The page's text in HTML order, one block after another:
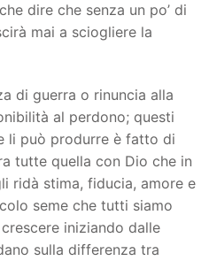
dire che senza un po’ di
mai a sciogliere la
di guerra o rinuncia alla
al perdono; questi
li può produrre è fatto di
tutte quella con Dio che in
ridà stima, fiducia, amore e
seme che tutti siamo
iniziando dalle
sulla differenza tra